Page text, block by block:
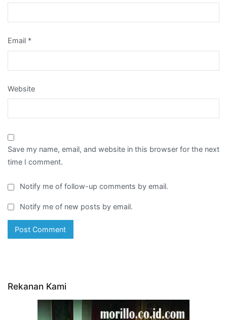
Email *
Website
Save my name, email, and website in this browser for the next
time I comment.
Notify me of follow-up comments by email.
Notify me of new posts by email.
Rekanan Kami